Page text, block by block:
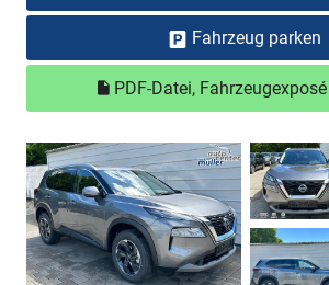
Fahrzeug parken
PDF-Datei,